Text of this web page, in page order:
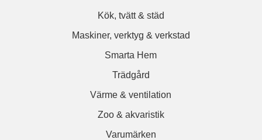
Kök, tvätt & städ
Maskiner, verktyg & verkstad
Smarta Hem
Trädgård
Värme & ventilation
Zoo & akvaristik
Varumärken